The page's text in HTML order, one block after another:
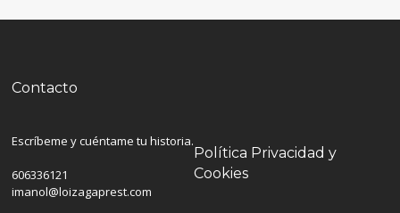
Contacto
Escríbeme y cuéntame tu historia.
606336121
imanol@loizagaprest.com
Política Privacidad y
Cookies